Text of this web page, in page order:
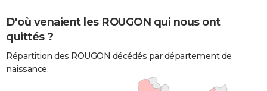
D'où venaient les ROUGON qui nous ont
quittés ?
Répartition des ROUGON décédés par département de
naissance.